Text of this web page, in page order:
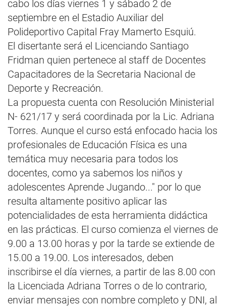
cabo los días viernes 1 y sábado 2 de
septiembre en el Estadio Auxiliar del
Polideportivo Capital Fray Mamerto Esquiú.
El disertante será el Licenciando Santiago
Fridman quien pertenece al staff de Docentes
Capacitadores de la Secretaria Nacional de
Deporte y Recreación.
La propuesta cuenta con Resolución Ministerial
N- 621/17 y será coordinada por la Lic. Adriana
Torres. Aunque el curso está enfocado hacia los
profesionales de Educación Física es una
temática muy necesaria para todos los
docentes, como ya sabemos los niños y
adolescentes Aprende Jugando..." por lo que
resulta altamente positivo aplicar las
potencialidades de esta herramienta didáctica
en las prácticas. El curso comienza el viernes de
9.00 a 13.00 horas y por la tarde se extiende de
15.00 a 19.00. Los interesados, deben
inscribirse el día viernes, a partir de las 8.00 con
la Licenciada Adriana Torres o de lo contrario,
enviar mensajes con nombre completo y DNI, al